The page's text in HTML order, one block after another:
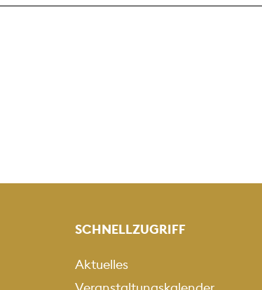
5MB hoch.SCHNELLZUGRIFF
Aktuelles